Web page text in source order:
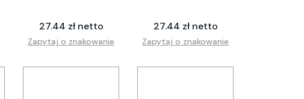
27.44 zł netto
Zapytaj o znakowanie
27.44 zł netto
Zapytaj o znakowanie